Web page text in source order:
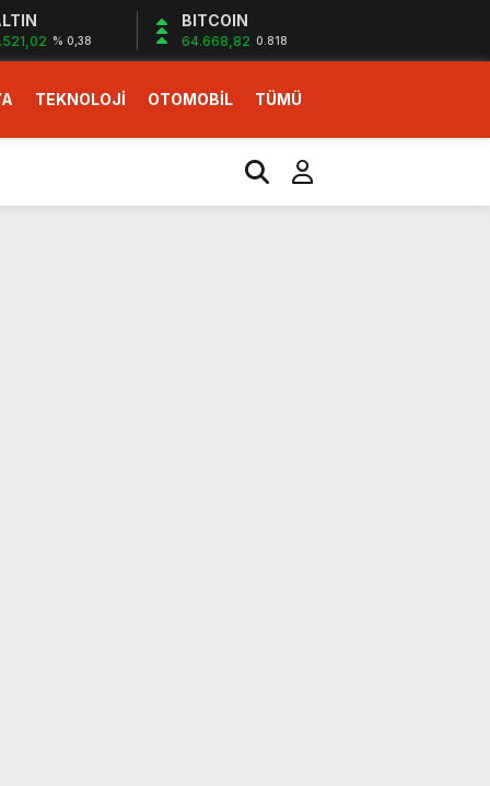
% 0,38
BITCOIN
64.668,82 0.818
TEKNOLOJİ OTOMOBİL TÜMÜ